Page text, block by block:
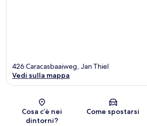
Mappa
426 Caracasbaaiweg, Jan Thiel
Vedi sulla mappa
Cosa c’è nei
dintorni?
Come spostarsi